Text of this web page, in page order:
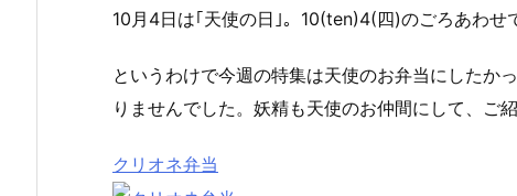
10月4日は｢天使の日｣。10(ten)4(四)のごろあわせ
というわけで今週の特集は天使のお弁当にしたか
りませんでした。妖精も天使のお仲間にして、ご紹
クリオネ弁当